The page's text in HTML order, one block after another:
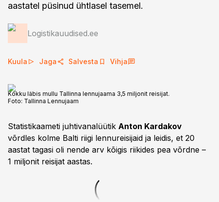
aastatel püsinud ühtlasel tasemel.
Logistikauudised.ee
Kuula Jaga Salvesta Vihja
Kokku läbis mullu Tallinna lennujaama 3,5 miljonit reisijat.
Foto: Tallinna Lennujaam
Statistikaameti juhtivanalüütik Anton Kardakov
võrdles kolme Balti riigi lennureisijaid ja leidis, et 20
aastat tagasi oli nende arv kõigis riikides pea võrdne –
1 miljonit reisijat aastas.